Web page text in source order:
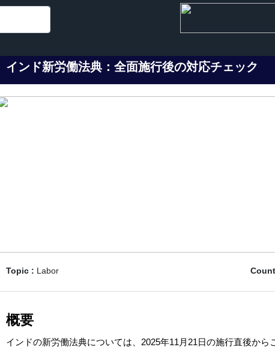
インド新労働法典：全面施行後の対応チェック
Topic : Labor
概要
インドの新労働法典については、2025年11月21日の施行直後か